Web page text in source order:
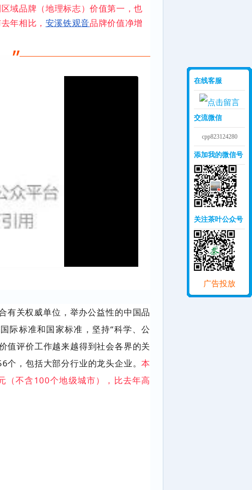
域品牌（地理标志）价值第一，也
年相比， 安溪铁观音品牌价值净增
”
有关权威单位，举办公益性的中国品
际标准和国家标准，坚持“科学、公
值评价工作越来越得到社会各界的关
个，包括大部分行业的龙头企业。本
（不含100个地级城市），比去年高
在线客服
交流微信
cpp823124280
添加我的微信号
关注茶叶公众号
广告投放